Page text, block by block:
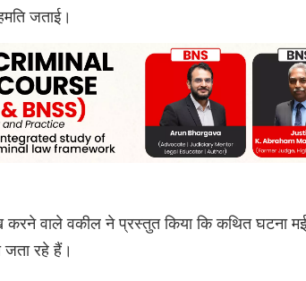
जताई।
वाले वकील ने प्रस्तुत किया कि कथित घटना
जता रहे हैं।